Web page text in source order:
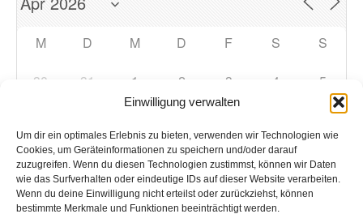
Einwilligung verwalten
Um dir ein optimales Erlebnis zu bieten, verwenden wir Technologien wie
Cookies, um Geräteinformationen zu speichern und/oder darauf
zuzugreifen. Wenn du diesen Technologien zustimmst, können wir Daten
wie das Surfverhalten oder eindeutige IDs auf dieser Website verarbeiten.
Wenn du deine Einwilligung nicht erteilst oder zurückziehst, können
bestimmte Merkmale und Funktionen beeinträchtigt werden.
M D M D F S S
30 31 1 2 3 4 5
6 8 10 11
13 14 15 16 17 18 19